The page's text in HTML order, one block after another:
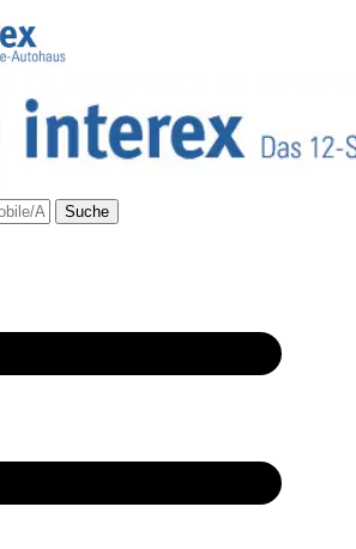
Suche